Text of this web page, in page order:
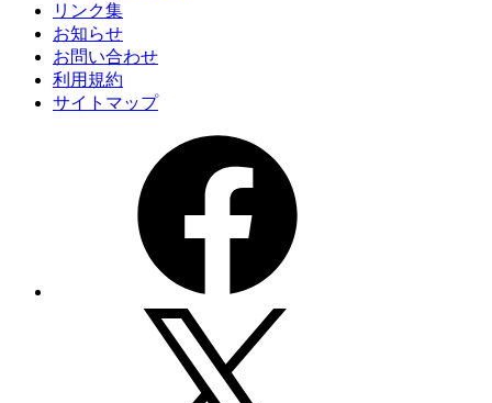
リンク集
お知らせ
お問い合わせ
利用規約
サイトマップ